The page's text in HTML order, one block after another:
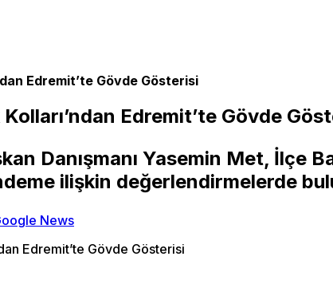
Edremit’te Gövde Gösterisi
Edremit’te Gövde
Danışmanı Yasemin Met, İlçe
ilişkin değerlendirmelerde